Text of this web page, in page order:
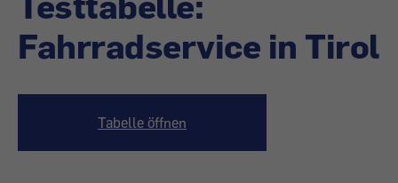
Fahrradservice in Tirol
Tabelle öffnen